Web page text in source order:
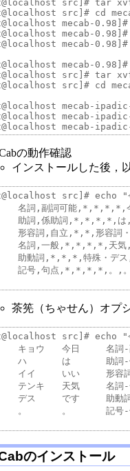
src]# tar
src]# cd
mecab-
mecab-0.98]#
mecab-
mecab-
src]# tar
src]# cd
mecab-
mecab-
の動作確認
インストールした後，
src]# echo "今
茶筅（ちゃせん）オプ
src]# echo "今
のインストール